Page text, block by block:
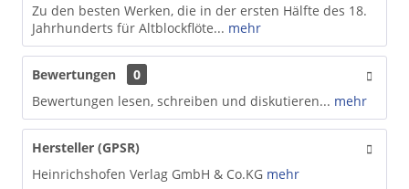
Zu den besten Werken, die in der ersten Hälfte des 18.
Jahrhunderts für Altblockflöte... mehr
Bewertungen
0
Bewertungen lesen, schreiben und diskutieren... mehr
Hersteller (GPSR)
Heinrichshofen Verlag GmbH & Co.KG mehr